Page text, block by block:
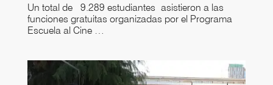
Un total de 9.289 estudiantes asistieron a las
funciones gratuitas organizadas por el Programa
Escuela al Cine …